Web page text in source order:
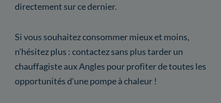
directement sur ce dernier.
Si vous souhaitez consommer mieux et moins,
n'hésitez plus : contactez sans plus tarder un
chauffagiste aux Angles pour profiter de toutes les
opportunités d'une pompe à chaleur !